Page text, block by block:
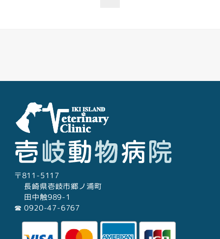
ー
ョ
ン
〒811-5117
長崎県壱岐市郷ノ浦町
田中触989-1
☎︎ 0920-47-6767